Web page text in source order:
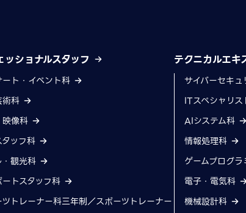
ッショナルスタッフ
ート・イベント科
科
像科
ッフ科
観光科
トスタッフ科
ツトレーナー科三年制／スポーツトレーナー
テクニカルエキ
サイバーセキュ
ITスペシャリス
AIシステム科
情報処理科
ゲームプログ
電子・電気科
機械設計科